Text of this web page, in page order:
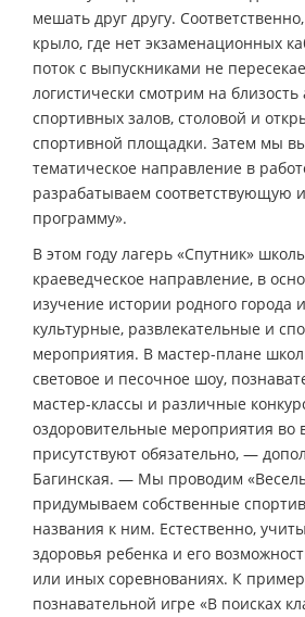
мешать друг другу.
крыло, где нет экзаменационных
поток с выпускниками не
логистически смотрим на близость
спортивных залов, столовой и
спортивной площадки. Затем мы
тематическое направление в
разрабатываем соответствующую
программу».
В этом году лагерь «Спутник»
краеведческое направление, в
изучение истории родного города
культурные, развлекательные и
мероприятия. В мастер-плане
световое и песочное шоу,
мастер-классы и различные
оздоровительные мероприятия во
присутствуют обязательно, —
Багинская. — Мы проводим
придумываем собственные
названия к ним. Естественно,
здоровья ребенка и его
или иных соревнованиях. К
познавательной игре «В поисках